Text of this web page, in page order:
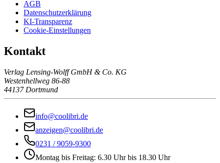
AGB
Datenschutzerklärung
KI-Transparenz
Cookie-Einstellungen
Kontakt
Verlag Lensing-Wolff GmbH & Co. KG
Westenhellweg 86-88
44137 Dortmund
info@coolibri.de
anzeigen@coolibri.de
0231 / 9059-9300
Montag bis Freitag: 6.30 Uhr bis 18.30 Uhr